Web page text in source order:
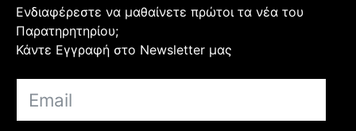
Ενδιαφέρεστε να μαθαίνετε πρώτοι τα νέα του
Παρατηρητηρίου;
Κάντε Εγγραφή στο Newsletter μας